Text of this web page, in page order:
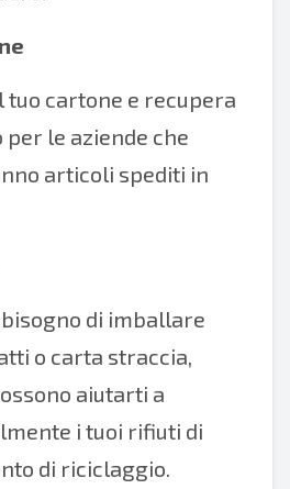
tuo cartone e recupera
le aziende che
articoli spediti in
di imballare
o carta straccia,
aiutarti a
i tuoi rifiuti di
di riciclaggio.